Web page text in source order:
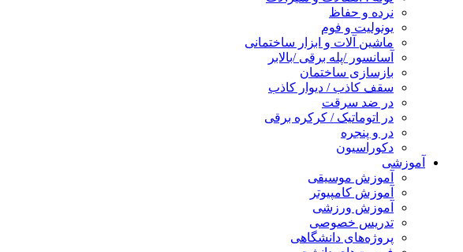
نرده و حفاظ
یونولیت و فوم
ماشین آلات و ابزار ساختمانی
آسانسور /پله برقی /بالابر
بازسازی ساختمان
سقف کاذب / دیوار کاذب
در ضد سرقت
در اتوماتیک / کرکره برقی
در و پنجره
دکوراسیون
آموزشی
آموزش موسیقی
آموزش کامپیوتر
آموزش ورزشی
تدریس خصوصی
پروژه‌های دانشگاهی